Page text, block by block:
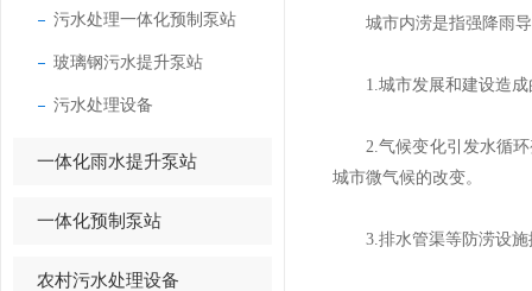
污水处理一体化预制泵站
玻璃钢污水提升泵站
污水处理设备
一体化雨水提升泵站
一体化预制泵站
农村污水处理设备
城市内涝是指强降雨导
1.城市发展和建设造成
2.气候变化引发水循环
城市微气候的改变。
3.排水管渠等防涝设施